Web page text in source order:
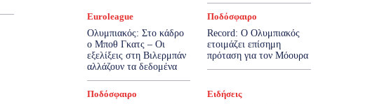
Euroleague
Ολυμπιακός: Στο κάδρο
ο Μποθ Γκατς – Οι
εξελίξεις στη Βιλερμπάν
αλλάζουν τα δεδομένα
Ποδόσφαιρο
Record: Ο Ολυμπιακός
ετοιμάζει επίσημη
πρόταση για τον Μόουρα
Ποδόσφαιρο
Ειδήσεις